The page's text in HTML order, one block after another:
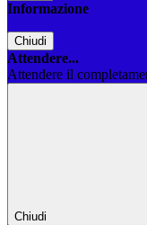
Informazione
Chiudi
Attendere...
Attendere il
Chiudi